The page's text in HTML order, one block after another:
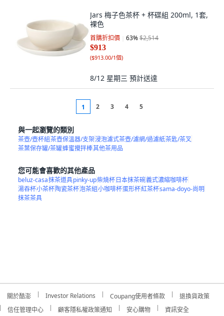
Jars 梅子色茶杯 + 杯碟組 200ml, 1套,
裸色
首購折扣價 63%$2,514
$913
($913.00/1個)
8/12 星期三 預計送達
1 2 3 4 5
與一起瀏覽的類別
茶壺/壺杯組茶壺保溫器/支架浸泡濾式茶壺/濾網/過濾紙茶匙/茶叉
茶葉保存罐/茶罐蜂蜜攪拌棒其他茶用品
您可能會喜歡的其他產品
beluz-casa抹茶道具pinky-up柴燒杯日本抹茶碗義式濃縮咖啡杯
湯吞杯小茶杯陶瓷茶杯泡茶組小咖啡杯蛋形杯紅茶杯sama-doyo-尚明
抹茶茶具
關於酷澎 Investor Relations Coupang使用者條款
退換貨政策
信任管理中心
顧客隱私權政策通知 安心購物 資訊安全